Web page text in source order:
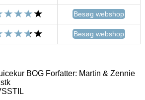
Besøg webshop
Besøg webshop
BOG Forfatter: Martin & Zennie